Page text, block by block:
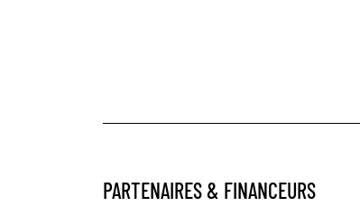
PARTENAIRES & FINANCEURS